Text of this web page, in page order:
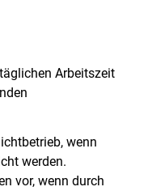
Arbeitszeit
wenn
werden.
vor, wenn durch